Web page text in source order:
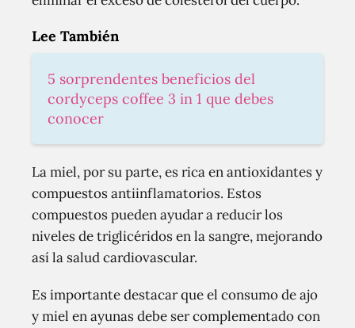
Lee También
5 sorprendentes beneficios del
cordyceps coffee 3 in 1 que debes
conocer
La miel, por su parte, es rica en antioxidantes y
compuestos antiinflamatorios. Estos
compuestos pueden ayudar a reducir los
niveles de triglicéridos en la sangre, mejorando
así la salud cardiovascular.
Es importante destacar que el consumo de ajo
y miel en ayunas debe ser complementado con